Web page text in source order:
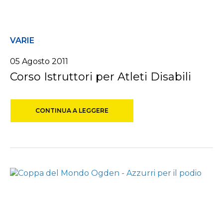
VARIE
05 Agosto 2011
Corso Istruttori per Atleti Disabili
CONTINUA A LEGGERE